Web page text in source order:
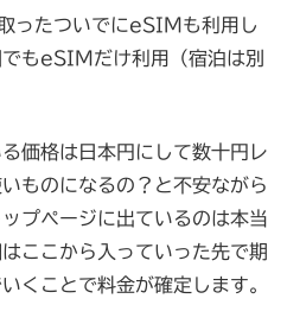
ったついでにeSIMも利用し
もeSIMだけ利用（宿泊は別
価格は日本円にして数十円レ
ものになるの？と不安ながら
プページに出ているのは本当
ここから入っていった先で期
くことで料金が確定します。